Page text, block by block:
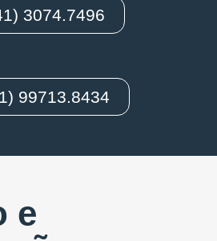
3074.7496
99713.8434
e